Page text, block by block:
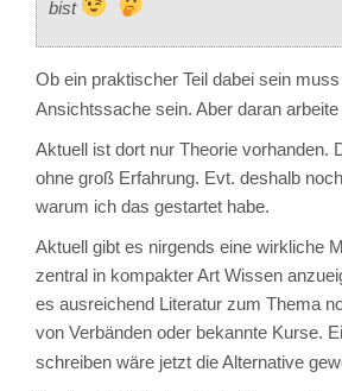
bist
Ob ein praktischer Teil dabei sein
Ansichtssache sein. Aber daran
Aktuell ist dort nur Theorie vorhanden.
ohne groß Erfahrung. Evt. deshalb
warum ich das gestartet habe.
Aktuell gibt es nirgends eine wirkliche
zentral in kompakter Art Wissen
es ausreichend Literatur zum Thema
von Verbänden oder bekannte Kurse.
schreiben wäre jetzt die Alternative